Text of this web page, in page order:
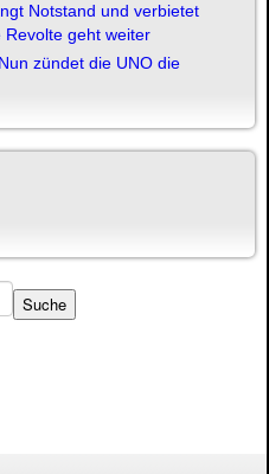
Notstand und verbietet
Revolte geht weiter
zündet die UNO die